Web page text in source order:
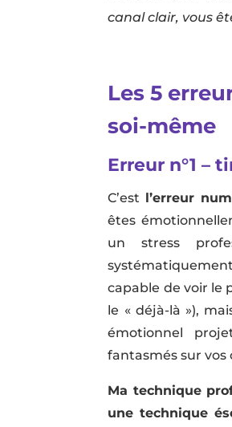
canal clair, vous
Les 5
soi-même
Erreur n°1 –
C’est l’erreur
êtes
un stress
capable de voir le
le « déjà-là »),
émotionnel
fantasmés sur vos
Ma technique
une technique